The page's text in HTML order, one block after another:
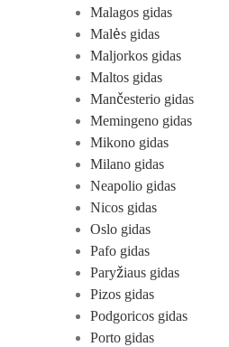
Malagos gidas
Malės gidas
Maljorkos gidas
Maltos gidas
Mančesterio gidas
Memingeno gidas
Mikono gidas
Milano gidas
Neapolio gidas
Nicos gidas
Oslo gidas
Pafo gidas
Paryžiaus gidas
Pizos gidas
Podgoricos gidas
Porto gidas